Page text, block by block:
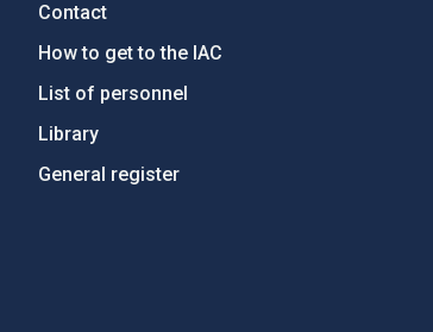
Contact
How to get to the IAC
List of personnel
Library
General register